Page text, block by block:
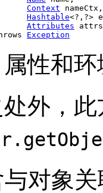
Context nameCtx,
Hashtable<?,?>
Attributes
Exception
性和
外，
对象